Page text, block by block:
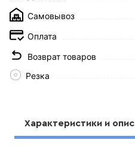
Самовывоз
Оплата
Возврат товаров
Резка
Характеристики и